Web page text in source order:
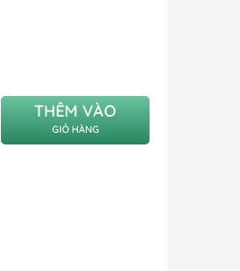
THÊM VÀO
GIỎ HÀNG